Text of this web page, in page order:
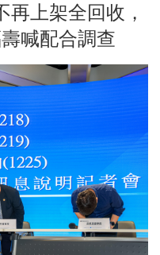
上架全回收，
喊配合調查